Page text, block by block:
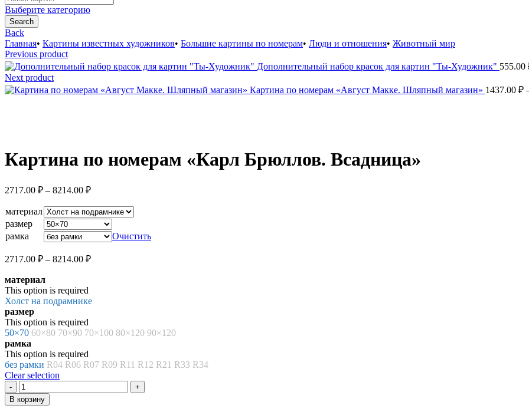
for:
Выберите категорию
Search
Back
Главная• Картины известных художников• Большие картины по номерам• Люди и отношения• Животный мир
Previous product
Дополнительный набор красок для картин "Ты-Художник" 555.00
Next product
Картина по номерам «Август Макке. Шляпный магазин» 1437.00 ₽
Картина по номерам «Карл Брюллов. Всадница»
2717.00 ₽ – 8214.00 ₽Диапазон
2717.00 ₽
–
8214.00 ₽
материал
размер
рамка
Очистить
2717.00 ₽ – 8214.00 ₽Диапазон
8214.00 ₽
материал
This option is required
Холст на подрамнике
размер
This option is required
50×70 60×80 70×90 70×100 80×120 90×120
рамка
This option is required
без рамки R04 R06 R07 R09 R11 R12 R21 R33 R34
Clear selection
Количество
товара
Картина
В корзину